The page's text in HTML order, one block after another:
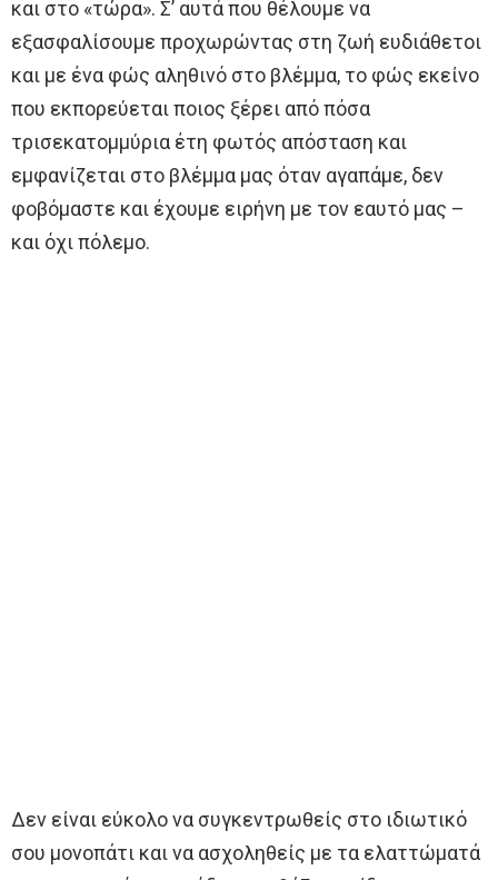
και στο «τώρα». Σ’ αυτά που θέλουμε να
εξασφαλίσουμε προχωρώντας στη ζωή ευδιάθετοι
και με ένα φώς αληθινό στο βλέμμα, το φώς εκείνο
που εκπορεύεται ποιος ξέρει από πόσα
τρισεκατομμύρια έτη φωτός απόσταση και
εμφανίζεται στο βλέμμα μας όταν αγαπάμε, δεν
φοβόμαστε και έχουμε ειρήνη με τον εαυτό μας –
και όχι πόλεμο.
Δεν είναι εύκολο να συγκεντρωθείς στο ιδιωτικό
σου μονοπάτι και να ασχοληθείς με τα ελαττώματά